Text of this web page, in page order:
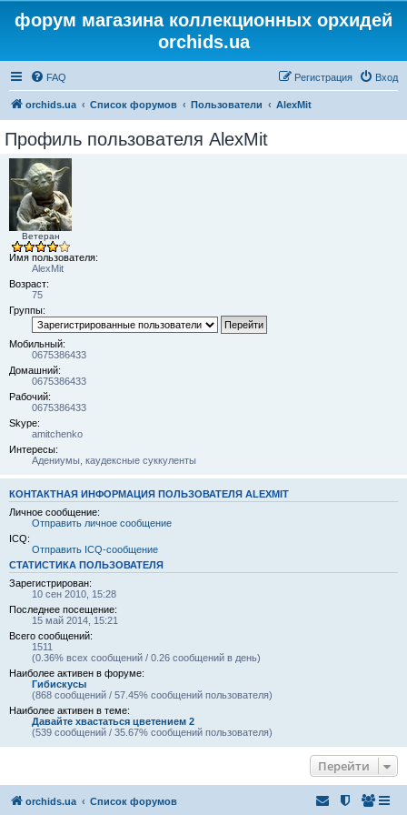
форум магазина коллекционных орхидей
orchids.ua
FAQ Вход
Регистрация
orchids.ua Список форумов Пользователи AlexMit
Профиль пользователя AlexMit
Ветеран
Имя пользователя:
AlexMit
Возраст:
75
Группы:
Мобильный:
0675386433
Домашний:
0675386433
Рабочий:
0675386433
Skype:
amitchenko
Интересы:
Адениумы, каудексные суккуленты
КОНТАКТНАЯ ИНФОРМАЦИЯ ПОЛЬЗОВАТЕЛЯ ALEXMIT
Личное сообщение:
Отправить личное сообщение
ICQ:
Отправить ICQ-сообщение
СТАТИСТИКА ПОЛЬЗОВАТЕЛЯ
Зарегистрирован:
10 сен 2010, 15:28
Последнее посещение:
15 май 2014, 15:21
Всего сообщений:
1511
(0.36% всех сообщений / 0.26 сообщений в день)
Наиболее активен в форуме:
Гибискусы
(868 сообщений / 57.45% сообщений пользователя)
Наиболее активен в теме:
Давайте хвастаться цветением 2
(539 сообщений / 35.67% сообщений пользователя)
Перейти
orchids.ua Список форумов